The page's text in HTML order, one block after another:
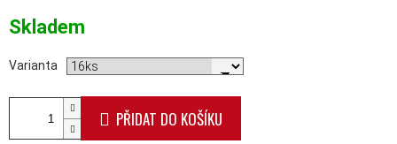
Skladem
Varianta
PŘIDAT DO KOŠÍKU